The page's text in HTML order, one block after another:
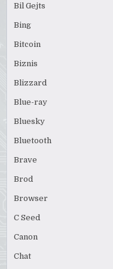
Bil Gejts
Bing
Bitcoin
Biznis
Blizzard
Blue-ray
Bluesky
Bluetooth
Brave
Brod
Browser
C Seed
Canon
Chat